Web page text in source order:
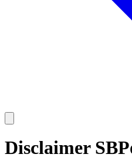
Disclaimer